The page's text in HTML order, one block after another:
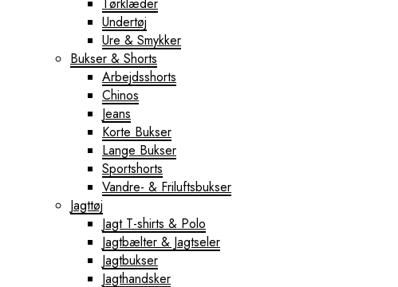
Undertøj
Ure & Smykker
Bukser & Shorts
Arbejdsshorts
Chinos
Jeans
Korte Bukser
Lange Bukser
Sportshorts
Vandre- & Friluftsbukser
Jagttøj
Jagt T-shirts & Polo
Jagtbælter & Jagtseler
Jagtbukser
Jagthandsker